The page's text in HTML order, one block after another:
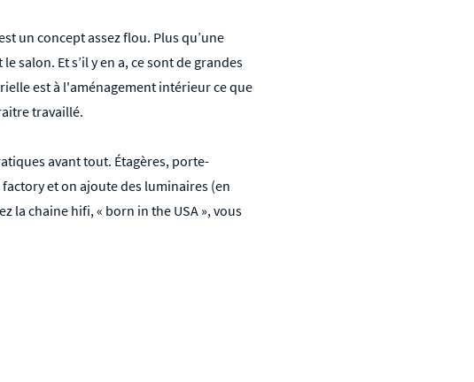
un concept assez flou. Plus qu’une
salon. Et s’il y en a, ce sont de grandes
est à l'aménagement intérieur ce que
travaillé.
avant tout. Étagères, porte-
et on ajoute des luminaires (en
la chaine hifi, « born in the USA », vous